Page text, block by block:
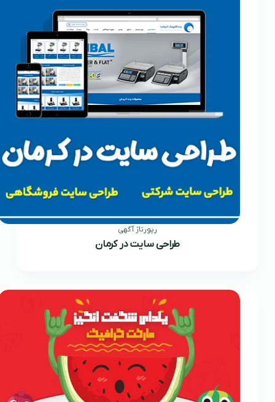
رپورتاژ آگهی
طراحی سایت در کرمان